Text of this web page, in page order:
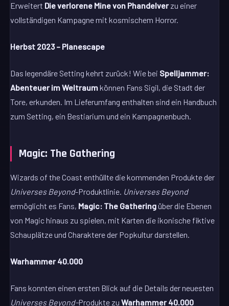
Erweitert Die verlorene Mine von Phandelverzu einer
vollständigen Kampagne mit kosmischem Horror.
Herbst 2023 – Planescape
Das legendäre Setting kehrt zurück! Wie bei Spelljammer:
Abenteuer im Weltraumkönnen Fans Sigil, die Stadt der
Tore, erkunden. Im Lieferumfang enthalten sind ein Handbuch
zum Setting, ein Bestiarium und ein Kampagnenbuch.
Magic: The Gathering
Wizards of the Coast enthüllte die kommenden Produkte der
Universes Beyond-Produktlinie. Universes Beyond
ermöglicht es Fans, Magic: The Gatheringüber die Ebenen
von Magic hinaus zu spielen, mit Karten die ikonische fiktive
Schauplätze und Charaktere der Popkultur darstellen.
Warhammer 40.000
Fans konnten einen ersten Blick auf die Details der neuesten
Universes Beyond-Produkte zuWarhammer 40.000